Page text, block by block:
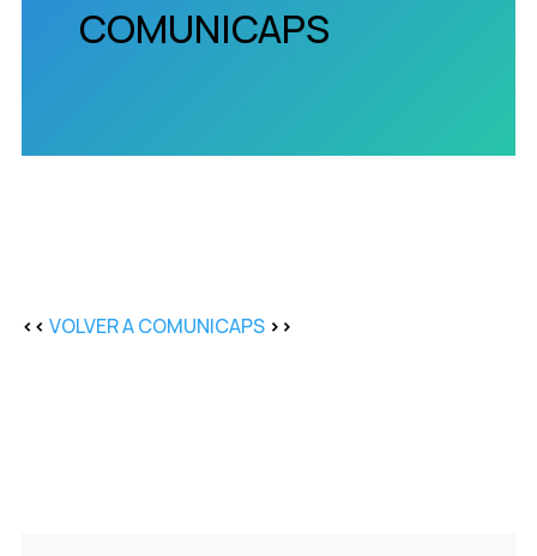
COMUNICAPS
<< VOLVER A COMUNICAPS>>